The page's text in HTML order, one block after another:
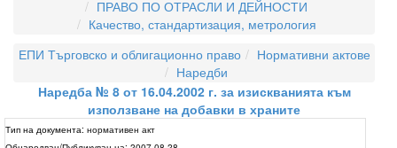
ПРАВО ПО ОТРАСЛИ И ДЕЙНОСТИ
Качество, стандартизация, метрология
ЕПИ Търговско и облигационно право
Нормативни актове
Наредби
Наредба № 8 от 16.04.2002 г. за изискванията към
използване на добавки в храните
Тип на документа: нормативен акт